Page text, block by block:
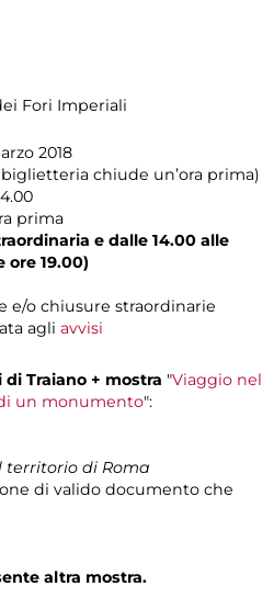
Fori Imperiali
2018
chiude un’ora prima)
prima
e dalle 14.00 alle
ore 19.00)
e/o chiusure straordinarie
agli avvisi
Traiano + mostra "Viaggio nel
un monumento":
di Roma
di valido documento che
altra mostra.